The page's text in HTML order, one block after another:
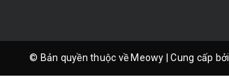
© Bản quyền thuộc về Meowy Cung cấp bởi